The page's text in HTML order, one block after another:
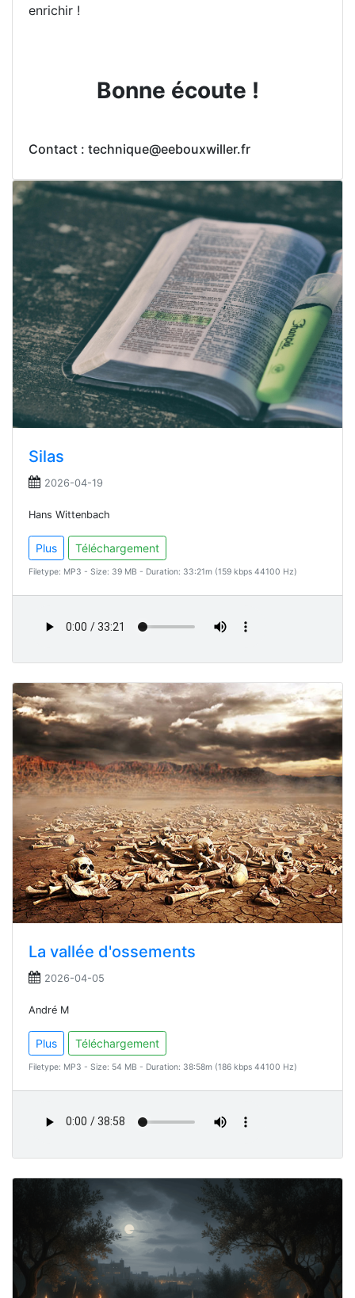
enrichir !
Bonne écoute !
Contact : technique@eebouxwiller.fr
Silas
2026-04-19
Hans Wittenbach
Plus Téléchargement
Filetype: MP3 - Size: 39 MB - Duration: 33:21m (159 kbps 44100 Hz)
La vallée d'ossements
2026-04-05
André M
Plus Téléchargement
Filetype: MP3 - Size: 54 MB - Duration: 38:58m (186 kbps 44100 Hz)